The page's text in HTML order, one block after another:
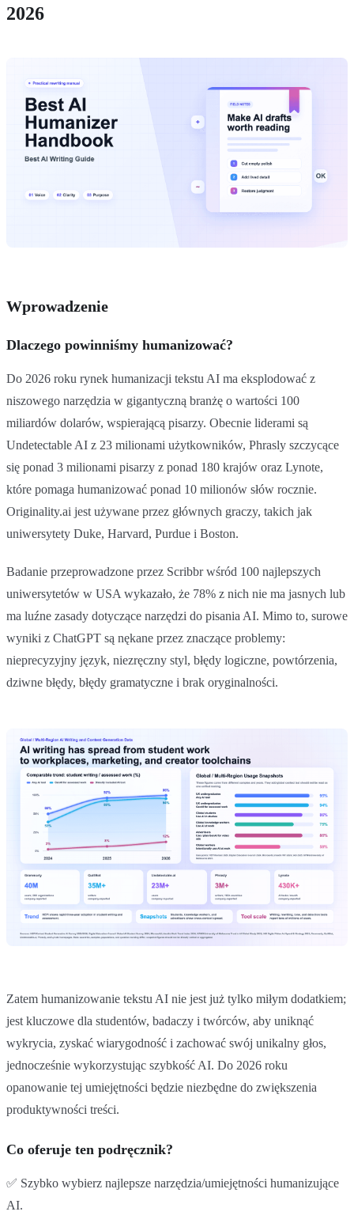
2026
Wprowadzenie
Dlaczego powinniśmy humanizować?
Do 2026 roku rynek humanizacji tekstu AI ma eksplodować z
niszowego narzędzia w gigantyczną branżę o wartości 100
miliardów dolarów, wspierającą pisarzy. Obecnie liderami są
Undetectable AI z 23 milionami użytkowników, Phrasly szczycące
się ponad 3 milionami pisarzy z ponad 180 krajów oraz Lynote,
które pomaga humanizować ponad 10 milionów słów rocznie.
Originality.ai jest używane przez głównych graczy, takich jak
uniwersytety Duke, Harvard, Purdue i Boston.
Badanie przeprowadzone przez Scribbr wśród 100 najlepszych
uniwersytetów w USA wykazało, że 78% z nich nie ma jasnych lub
ma luźne zasady dotyczące narzędzi do pisania AI. Mimo to, surowe
wyniki z ChatGPT są nękane przez znaczące problemy:
nieprecyzyjny język, niezręczny styl, błędy logiczne, powtórzenia,
dziwne błędy, błędy gramatyczne i brak oryginalności.
Zatem humanizowanie tekstu AI nie jest już tylko miłym dodatkiem;
jest kluczowe dla studentów, badaczy i twórców, aby uniknąć
wykrycia, zyskać wiarygodność i zachować swój unikalny głos,
jednocześnie wykorzystując szybkość AI. Do 2026 roku
opanowanie tej umiejętności będzie niezbędne do zwiększenia
produktywności treści.
Co oferuje ten podręcznik?
✅ Szybko wybierz najlepsze narzędzia/umiejętności humanizujące
AI.